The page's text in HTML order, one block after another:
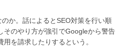
か。話によるとSEO対策を行い順
そのやり方が強引でGoogleから警告
を請求したりするという。